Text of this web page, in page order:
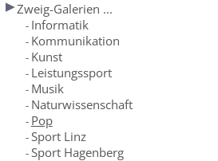
Zweig-Galerien ...
- Informatik
- Kommunikation
- Kunst
- Leistungssport
- Musik
- Naturwissenschaft
- Pop
-Sport Linz
-Sport Hagenberg